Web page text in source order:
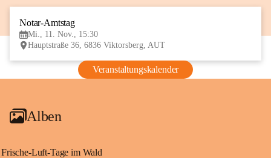
Notar-Amtstag
Mi., 11. Nov., 15:30
Hauptstraße 36, 6836 Viktorsberg, AUT
Veranstaltungskalender
Alben
Frische-Luft-Tage im Wald